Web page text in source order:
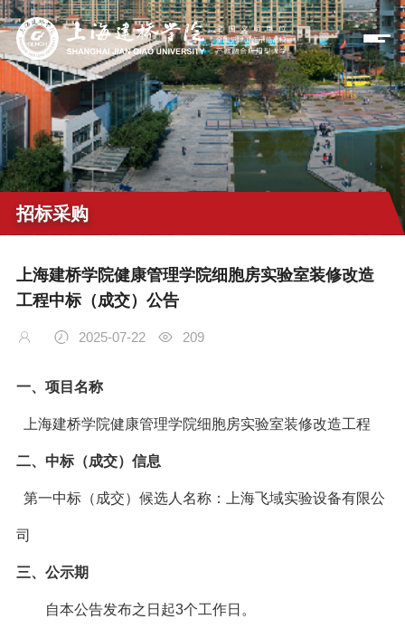
招标采购
上海建桥学院健康管理学院细胞房实验室装修改造
工程中标（成交）公告
2025-07-22 209
一、 项目名称
上海建桥学院健康管理学院细胞房实验室装修改造工程
二、中标（成交）信息
第一中标（ 成交）候选人名称：上海飞域实验设备有限公
司
三、公示期
自本公告发布之日起3个工作日。